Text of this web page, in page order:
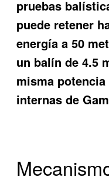
pruebas
puede retener
energía a 50
un balín de 4.5
misma
internas de